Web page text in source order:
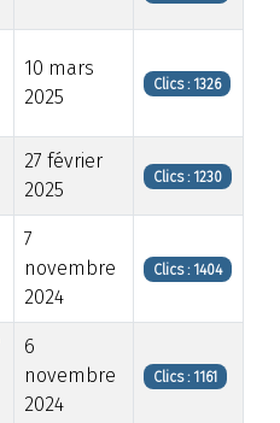
10 mars
2025
Clics : 1326
27 février
2025
Clics : 1230
7
novembre
2024
Clics : 1404
6
novembre
2024
Clics : 1161